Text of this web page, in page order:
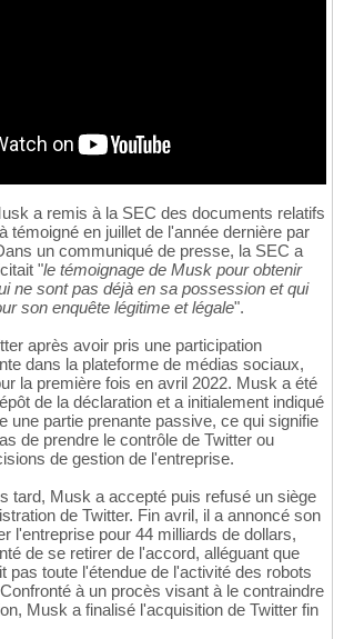
a remis à la SEC des documents relatifs
témoigné en juillet de l'année dernière par
un communiqué de presse, la SEC a
"le témoignage de Musk pour obtenir
ne sont pas déjà en sa possession et qui
son enquête légitime et légale".
après avoir pris une participation
dans la plateforme de médias sociaux,
la première fois en avril 2022. Musk a été
de la déclaration et a initialement indiqué
une partie prenante passive, ce qui signifie
de prendre le contrôle de Twitter ou
de gestion de l'entreprise.
tard, Musk a accepté puis refusé un siège
de Twitter. Fin avril, il a annoncé son
l'entreprise pour 44 milliards de dollars,
de se retirer de l'accord, alléguant que
pas toute l'étendue de l'activité des robots
à un procès visant à le contraindre
Musk a finalisé l'acquisition de Twitter fin